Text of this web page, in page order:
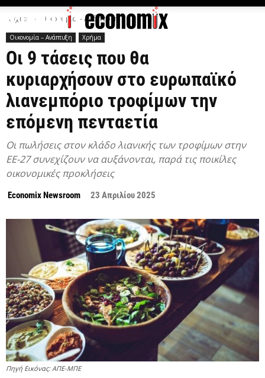
Αρχική Οικονομία – Ανάπτυξη
Οικονομία – Ανάπτυξη Χρήμα
Οι 9 τάσεις που θα
κυριαρχήσουν στο ευρωπαϊκό
λιανεμπόριο τροφίμων την
επόμενη πενταετία
Οι πωλήσεις στον κλάδο λιανικής των τροφίμων στην
ΕΕ-27 συνεχίζουν να αυξάνονται, παρά τις ποικίλες
οικονομικές προκλήσεις
Economix Newsroom 23 Απριλίου 2025
Πηγή Εικόνας: ΑΠΕ-ΜΠΕ